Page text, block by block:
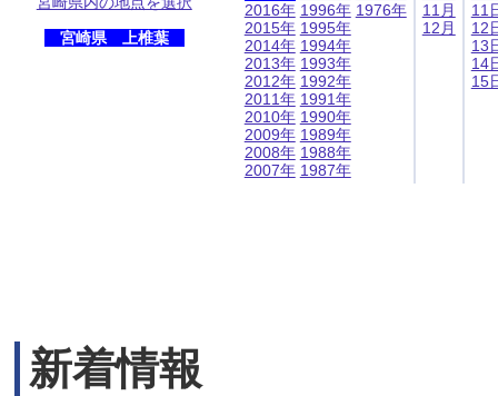
宮崎県 上椎葉
2016年
2015年
2014年
2013年
2012年
2011年
2010年
2009年
2008年
2007年
1996年
1995年
1994年
1993年
1992年
1991年
1990年
1989年
1988年
1987年
1976年
11月
12月
11
12
13
14
15
新着情報